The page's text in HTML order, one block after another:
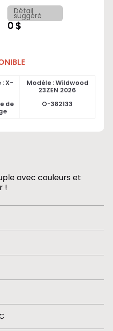
Détail
suggéré
0 $
: X-
Modèle : Wildwood
23ZEN 2026
de
O-382133
avec couleurs et
!